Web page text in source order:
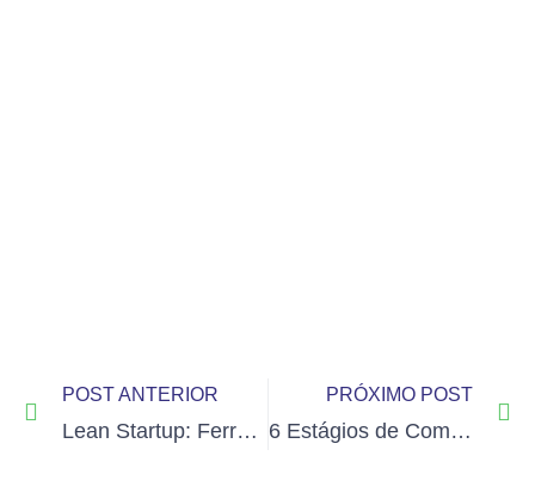
POST ANTERIOR
Lean Startup: Ferramentas que você precisa conhecer
PRÓXIMO POST
6 Estágios de Compra do Cliente